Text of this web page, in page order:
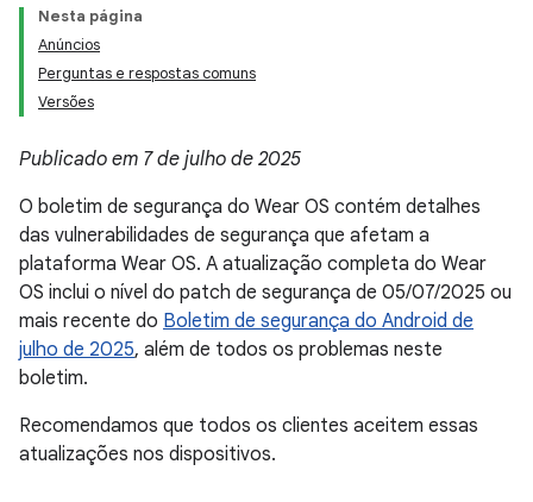
Nesta página
Anúncios
Perguntas e respostas comuns
Versões
Publicado em 7 de julho de 2025
O boletim de segurança do Wear OS contém detalhes
das vulnerabilidades de segurança que afetam a
plataforma Wear OS. A atualização completa do Wear
OS inclui o nível do patch de segurança de 05/07/2025 ou
mais recente do Boletim de segurança do Android de
julho de 2025, além de todos os problemas neste
boletim.
Recomendamos que todos os clientes aceitem essas
atualizações nos dispositivos.